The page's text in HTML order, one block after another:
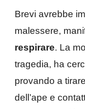
Brevi avrebbe
malessere,
respirare. La
tragedia, ha
provando a
dell’ape e